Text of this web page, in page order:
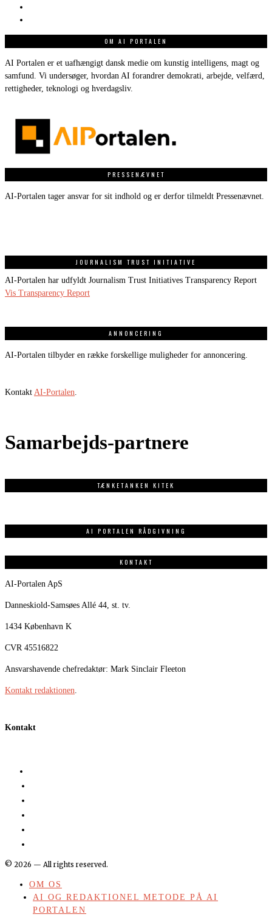
OM AI PORTALEN
AI Portalen er et uafhængigt dansk medie om kunstig intelligens, magt og
samfund. Vi undersøger, hvordan AI forandrer demokrati, arbejde, velfærd,
rettigheder, teknologi og hverdagsliv.
PRESSENÆVNET
AI-Portalen tager ansvar for sit indhold og er derfor tilmeldt Pressenævnet.
JOURNALISM TRUST INITIATIVE
AI-Portalen har udfyldt Journalism Trust Initiatives Transparency Report
Vis Transparency Report
ANNONCERING
AI-Portalen tilbyder en række forskellige muligheder for annoncering.
Kontakt AI-Portalen.
Samarbejds-partnere
TÆNKETANKEN KITEK
AI PORTALEN RÅDGIVNING
KONTAKT
AI-Portalen ApS
Danneskiold-Samsøes Allé 44, st. tv.
1434 København K
CVR 45516822
Ansvarshavende chefredaktør: Mark Sinclair Fleeton
Kontakt redaktionen
Kontakt
© 2026 — All rights reserved.
OM OS
AI OG REDAKTIONEL METODE PÅ AI
PORTALEN